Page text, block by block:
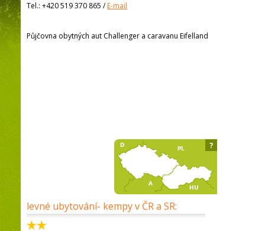
Tel.: +420 519 370 865 /E-mail
Půjčovna obytných aut Challenger a caravanu Eifelland
levné ubytování- kempy v ČR a SR:
?